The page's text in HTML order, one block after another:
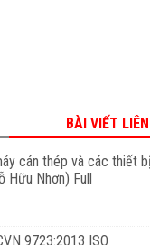
BÀI VIẾT
cán thép và các thiết bị
Hữu Nhơn) Full
9723:2013 ISO